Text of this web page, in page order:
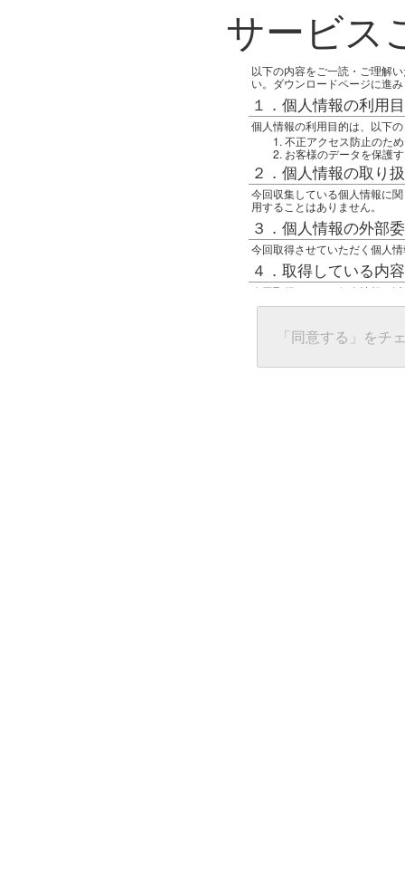
サービス
以下の内容をご一読・ご理解
い。ダウンロードページに進
１．個人情報の利用
個人情報の利用目的は、以下
不正アクセス防止のため
お客様のデータを保護
２．個人情報の取り
今回収集している個人情報に
用することはありません。
３．個人情報の外部
今回取得させていただく個人
４．取得している内
今回取得している個人情報は
任意の名前
グローバルIPアドレス
接続ホスト情報
５．個人情報に関す
「同意する」をチ